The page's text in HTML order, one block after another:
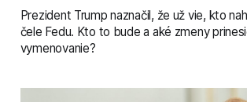
Prezident Trump naznačil, že už vie, kto
čele Fedu. Kto to bude a aké zmeny
vymenovanie?